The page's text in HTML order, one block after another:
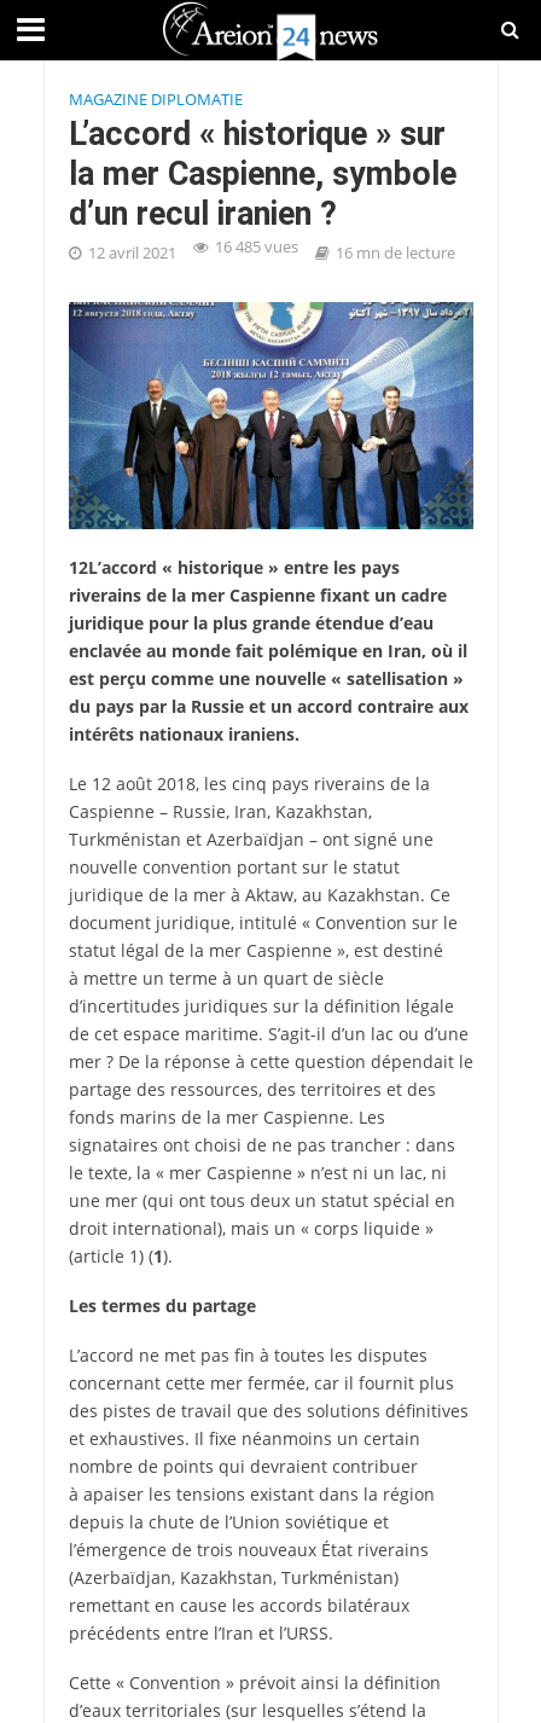
MAGAZINE DIPLOMATIE
L’accord « historique » sur
la mer Caspienne, symbole
d’un recul iranien ?
12 avril 2021 16 485 vues 16 mn de lecture
12L’accord « historique » entre les pays
riverains de la mer Caspienne fixant un cadre
juridique pour la plus grande étendue d’eau
enclavée au monde fait polémique en Iran, où il
est perçu comme une nouvelle « satellisation »
du pays par la Russie et un accord contraire aux
intérêts nationaux iraniens.
Le 12 août 2018, les cinq pays riverains de la
Caspienne – Russie, Iran, Kazakhstan,
Turkménistan et Azerbaïdjan – ont signé une
nouvelle convention portant sur le statut
juridique de la mer à Aktaw, au Kazakhstan. Ce
document juridique, intitulé « Convention sur le
statut légal de la mer Caspienne », est destiné
à mettre un terme à un quart de siècle
d’incertitudes juridiques sur la définition légale
de cet espace maritime. S’agit-il d’un lac ou d’une
mer ? De la réponse à cette question dépendait le
partage des ressources, des territoires et des
fonds marins de la mer Caspienne. Les
signataires ont choisi de ne pas trancher : dans
le texte, la « mer Caspienne » n’est ni un lac, ni
une mer (qui ont tous deux un statut spécial en
droit international), mais un « corps liquide »
(article 1) (1).
Les termes du partage
L’accord ne met pas fin à toutes les disputes
concernant cette mer fermée, car il fournit plus
des pistes de travail que des solutions définitives
et exhaustives. Il fixe néanmoins un certain
nombre de points qui devraient contribuer
à apaiser les tensions existant dans la région
depuis la chute de l’Union soviétique et
l’émergence de trois nouveaux État riverains
(Azerbaïdjan, Kazakhstan, Turkménistan)
remettant en cause les accords bilatéraux
précédents entre l’Iran et l’URSS.
Cette « Convention » prévoit ainsi la définition
d’eaux territoriales (sur lesquelles s’étend la